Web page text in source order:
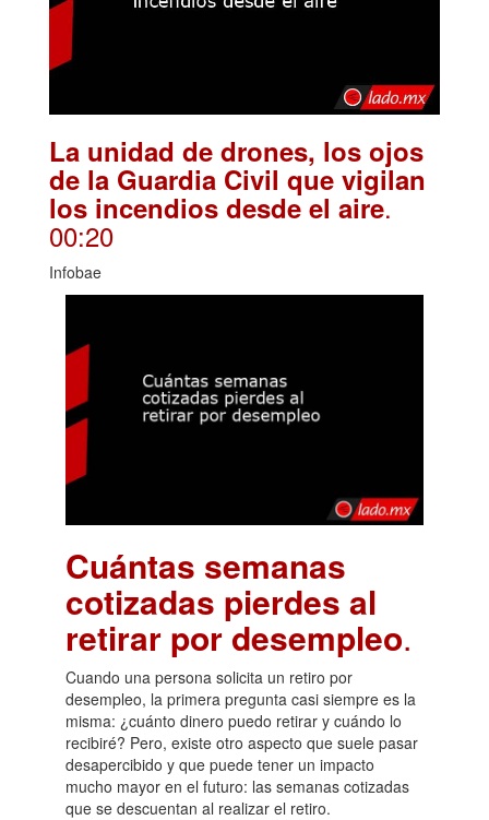
La unidad de drones, los ojos
de la Guardia Civil que vigilan
los incendios desde el aire.
00:20
Infobae
Cuántas semanas
cotizadas pierdes al
retirar por desempleo.
Cuando una persona solicita un retiro por
desempleo, la primera pregunta casi siempre es la
misma: ¿cuánto dinero puedo retirar y cuándo lo
recibiré? Pero, existe otro aspecto que suele pasar
desapercibido y que puede tener un impacto
mucho mayor en el futuro: las semanas cotizadas
que se descuentan al realizar el retiro.